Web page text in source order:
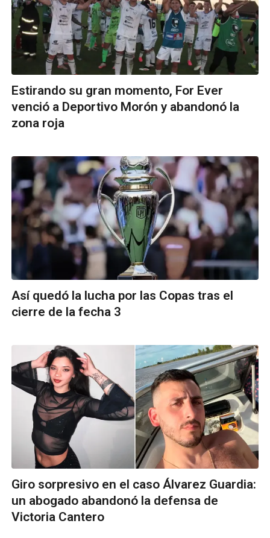
Estirando su gran momento, For Ever
venció a Deportivo Morón y abandonó la
zona roja
Así quedó la lucha por las Copas tras el
cierre de la fecha 3
Giro sorpresivo en el caso Álvarez Guardia:
un abogado abandonó la defensa de
Victoria Cantero